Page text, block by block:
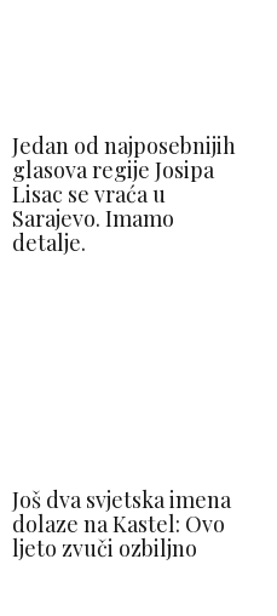
Jedan od najposebnijih
glasova regije Josipa
Lisac se vraća u
Sarajevo. Imamo
detalje.
Još dva svjetska imena
dolaze na Kastel: Ovo
ljeto zvuči ozbiljno